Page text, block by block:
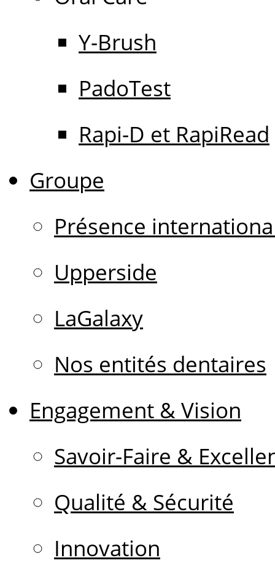
Y-Brush
PadoTest
Rapi-D et RapiRead
Groupe
Présence
Upperside
LaGalaxy
Nos entités dentaires
Engagement & Vision
Savoir-Faire &
Qualité & Sécurité
Innovation